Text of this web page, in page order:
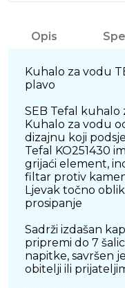
Opis
Kuhalo za vodu
plavo
SEB Tefal kuhalo
Kuhalo za vodu
dizajnu koji
Tefal KO251430
grijaći element,
filtar protiv
Ljevak točno
prosipanje
Sadrži izdašan
pripremi do 7
napitke, savršen
obitelji ili